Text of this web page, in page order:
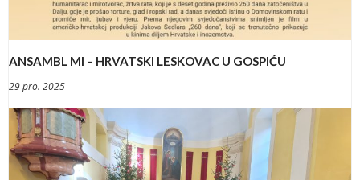
ANSAMBL MI – HRVATSKI LESKOVAC U GOSPIĆU
29 pro. 2025